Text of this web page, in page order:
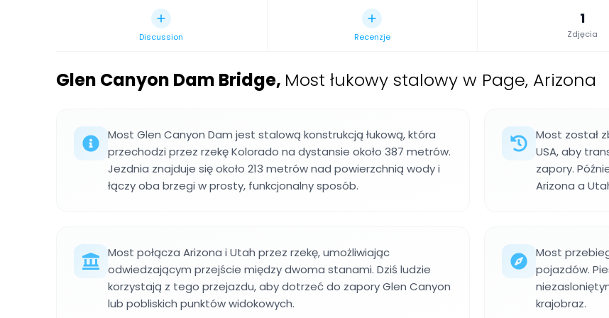
Discussion Recenzje
1
Zdjęcia
Glen Canyon Dam Bridge, Most łukowy stalowy w Page, Arizona
Most Glen Canyon Dam jest stalową konstrukcją łukową, która
przechodzi przez rzekę Kolorado na dystansie około 387 metrów.
Jezdnia znajduje się około 213 metrów nad powierzchnią wody i
łączy oba brzegi w prosty, funkcjonalny sposób.
Most został
USA, aby
zapory.
Arizona a
Most połącza Arizona i Utah przez rzekę, umożliwiając
odwiedzającym przejście między dwoma stanami. Dziś ludzie
korzystają z tego przejazdu, aby dotrzeć do zapory Glen Canyon
lub pobliskich punktów widokowych.
Most
pojazdów.
krajobraz.